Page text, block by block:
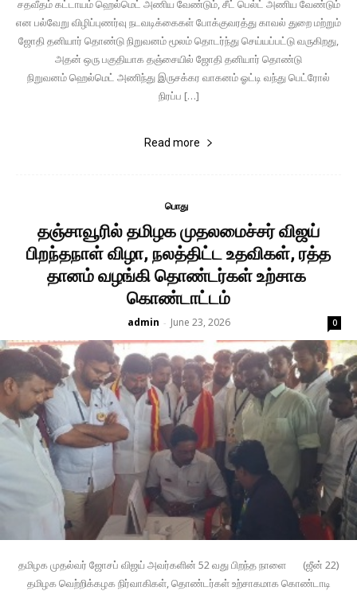
சதவீதம் கட்டாயம் ஹெல்மெட் அணிய வேண்டும், சீட் பெல்ட் அணிய வேண்டும்
என பல்வேறு விழிப்புணர்வு நடவடிக்கைகள் போக்குவரத்து காவல் துறை மற்றும்
ஜோதி தனியார் தொண்டு நிறுவனம் மூலம் தொடர்ந்து செய்யப்பட்டு வருகிறது,
அதன் ஒரு பகுதியாக தஞ்சையில் ஜோதி தனியார் தொண்டு
நிறுவனம் ஹெல்மெட் அணிந்து இருசக்கர வாகனம் ஓட்டி வந்து பெட்ரோல்
நிரப்ப […]
Read more
பொது
தஞ்சாவூரில் தமிழக முதலமைச்சர் விஜய்
பிறந்தநாள் விழா, நலத்திட்ட உதவிகள், ரத்த
தானம் வழங்கி தொண்டர்கள் உற்சாக
கொண்டாட்டம்
admin - June 23, 2026 0
தமிழக முதல்வர் ஜோசப் விஜய் அவர்களின் 52 வது பிறந்த நாளை (ஜீன் 22)
தமிழக வெற்றிக்கழக நிர்வாகிகள், தொண்டர்கள் உற்சாகமாக கொண்டாடி